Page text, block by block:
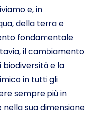
e, in
della terra e
fondamentale
il cambiamento
e la
in tutti gli
sempre più in
sua dimensione